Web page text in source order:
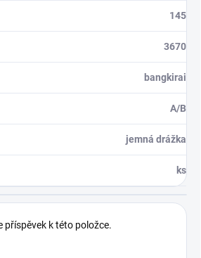
145
3670
bangkirai
A/B
jemná drážka
ks
příspěvek k této položce.